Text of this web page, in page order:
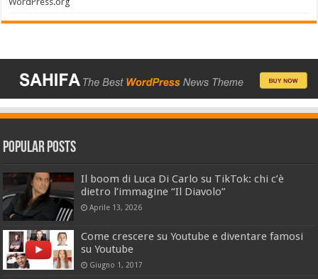
Popular Posts
Il boom di Luca Di Carlo su TikTok: chi c’è
dietro l’immagine “Il Diavolo”
Aprile 13, 2026
Come crescere su Youtube e diventare famosi
su Youtube
Giugno 1, 2017